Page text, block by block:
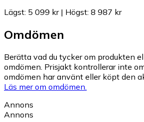
Lägst: 5 099 kr| Högst: 8 987 kr
Omdömen
Berätta vad du tycker om produkten
omdömen. Prisjakt kontrollerar inte
omdömen har använt eller köpt den
Läs mer om omdömen.
Annons
Annons